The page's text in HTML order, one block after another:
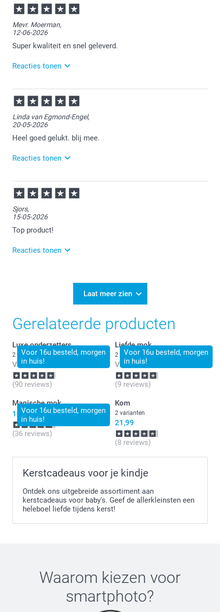
14:55
Bedankt voor je review. Erg leuk om te horen dat je
de mokken naar wens hebt ontvangen. Heel veel
plezier ervan voor de ontvangers!
Mevr. Moerman,
12-06-2026
Super kwaliteit en snel geleverd.
Reacties tonen
19-06-2026
13:17
Bedankt voor je review. Heel fijn dat je tevreden bent
over de kwaliteit van de mok. Veel plezier er van!
Linda van Egmond-Engel,
20-05-2026
Heel goed gelukt. blij mee.
Reacties tonen
21-05-2026
12:02
Bedankt voor je review. Fijn om te horen dat je
plezier ervan!
Sjors,
15-05-2026
Top product!
Reacties tonen
Veel plezier van de mok!
Laat meer zien
Gerelateerde producten
Voor 16u besteld, morgen
in huis!
Luxe onderzetters
2 varianten
Vanaf 24,99
(90 reviews)
Voor 16u besteld, morgen
in huis!
Liefde mok
2 varianten
Vanaf 14,99
(9 reviews)
Voor 16u besteld, morgen
in huis!
Magische mok
15,99
(36 reviews)
Kom
2 varianten
21,99
(8 reviews)
Kerstcadeaus voor je kindje
Ontdek ons uitgebreide assortiment aan
kerstcadeaus voor baby's. Geef de allerkleinsten een
heleboel liefde tijdens kerst!
Waarom kiezen voor
smartphoto?